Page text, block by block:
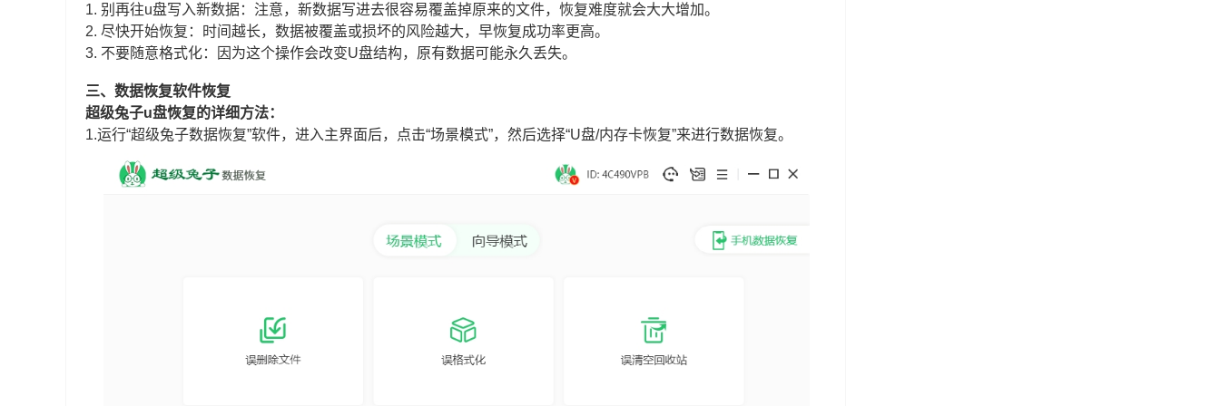
1. 别再往u盘写入新数据：注意，新数据写进去很容易覆盖掉原来的文件，恢复难度就会大大增加。
2. 尽快开始恢复：时间越长，数据被覆盖或损坏的风险越大，早恢复成功率更高。
3. 不要随意格式化：因为这个操作会改变U盘结构，原有数据可能永久丢失。
三、数据恢复软件恢复
超级兔子u盘恢复的详细方法：
1.运行“超级兔子数据恢复”软件，进入主界面后，点击“场景模式”，然后选择“U盘/内存卡恢复”来进行数据恢复。